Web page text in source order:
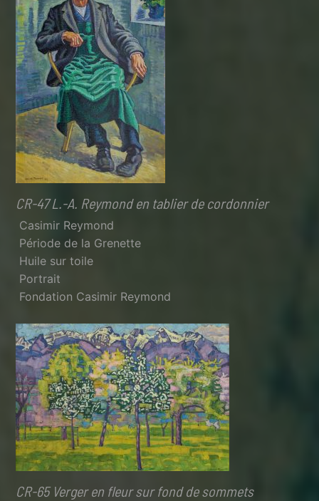
CR-47 L.-A. Reymond en tablier de cordonnier
Casimir Reymond
Période de la Grenette
Huile sur toile
Portrait
Fondation Casimir Reymond
CR-65 Verger en fleur sur fond de sommets